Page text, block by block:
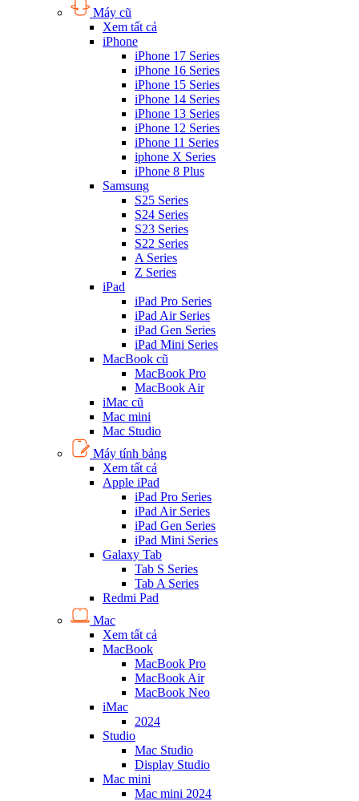
Máy cũ
Xem tất cả
iPhone
iPhone 17 Series
iPhone 16 Series
iPhone 15 Series
iPhone 14 Series
iPhone 13 Series
iPhone 12 Series
iPhone 11 Series
iphone X Series
iPhone 8 Plus
Samsung
S25 Series
S24 Series
S23 Series
S22 Series
A Series
Z Series
iPad
iPad Pro Series
iPad Air Series
iPad Gen Series
iPad Mini Series
MacBook cũ
MacBook Pro
MacBook Air
iMac cũ
Mac mini
Mac Studio
Máy tính bảng
Xem tất cả
Apple iPad
iPad Pro Series
iPad Air Series
iPad Gen Series
iPad Mini Series
Galaxy Tab
Tab S Series
Tab A Series
Redmi Pad
Mac
Xem tất cả
MacBook
MacBook Pro
MacBook Air
MacBook Neo
iMac
2024
Studio
Mac Studio
Display Studio
Mac mini
Mac mini 2024